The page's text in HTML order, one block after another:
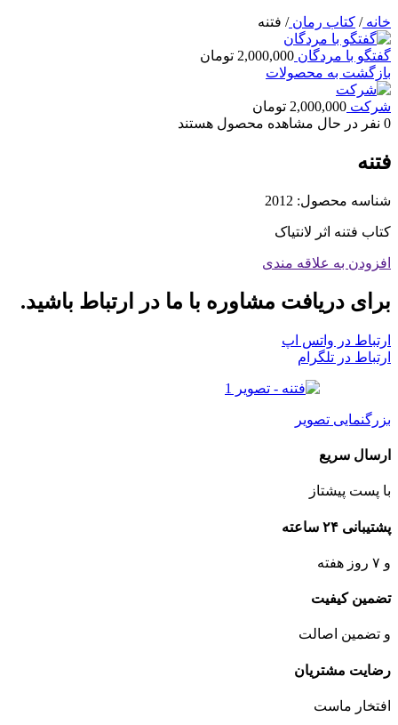
خانه/ کتاب رمان/ فتنه
گفتگو با مردگان 2,000,000 تومان
بازگشت به محصولات
شرکت 2,000,000 تومان
0 نفر در حال مشاهده محصول هستند
فتنه
شناسه محصول: 2012
کتاب فتنه اثر لانتیاک
افزودن به علاقه مندی
برای دریافت مشاوره با ما در ارتباط باشید.
ارتباط در واتس اپ
ارتباط در تلگرام
بزرگنمایی تصویر
ارسال سریع
با پست پیشتاز
پشتیبانی ۲۴ ساعته
و ۷ روز هفته
تضمین کیفیت
و تضمین اصالت
رضایت مشتریان
افتخار ماست